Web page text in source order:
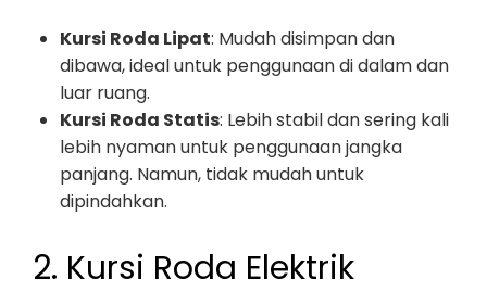
Kursi Roda Lipat: Mudah disimpan dan
dibawa, ideal untuk penggunaan di dalam dan
luar ruang.
Kursi Roda Statis: Lebih stabil dan sering kali
lebih nyaman untuk penggunaan jangka
panjang. Namun, tidak mudah untuk
dipindahkan.
2. Kursi Roda Elektrik